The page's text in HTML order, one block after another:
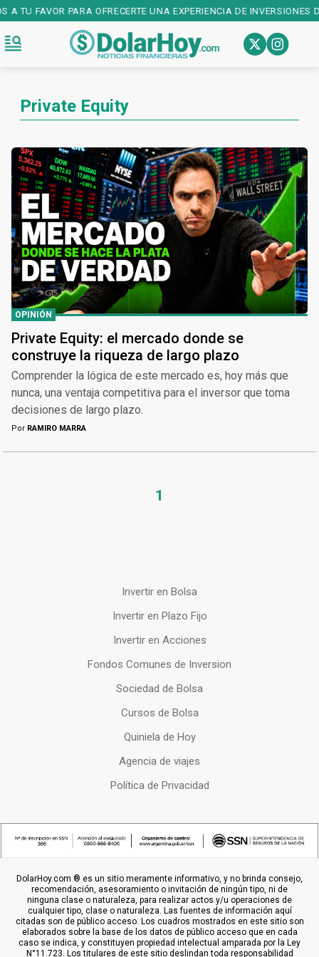
TU FAVOR PARA OFRECERTE UNA EXPERIENCIA DE INVERSIONES
Private Equity
OPINIÓN
Private Equity: el mercado donde se
construye la riqueza de largo plazo
Comprender la lógica de este mercado es, hoy más que
nunca, una ventaja competitiva para el inversor que toma
decisiones de largo plazo.
Por RAMIRO MARRA
1
Invertir en Bolsa
Invertir en Plazo Fijo
Invertir en Acciones
Fondos Comunes de Inversion
Sociedad de Bolsa
Cursos de Bolsa
Quiniela de Hoy
Agencia de viajes
Política de Privacidad
DolarHoy.com ® es un sitio meramente informativo, y no brinda consejo,
recomendación, asesoramiento o invitación de ningún tipo, ni de
ninguna clase o naturaleza, para realizar actos y/u operaciones de
cualquier tipo, clase o naturaleza. Las fuentes de información aquí
citadas son de público acceso. Los cuadros mostrados en este sitio son
elaborados sobre la base de los datos de público acceso que en cada
caso se indica, y constituyen propiedad intelectual amparada por la Ley
N°11.723. Los titulares de este sitio deslindan toda responsabilidad